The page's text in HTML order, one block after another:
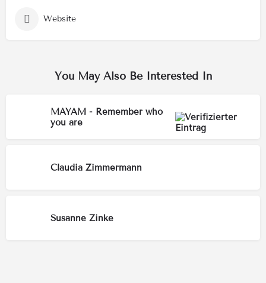
Website
You May Also Be Interested In
MAYAM - Remember who
you are
Claudia Zimmermann
Susanne Zinke